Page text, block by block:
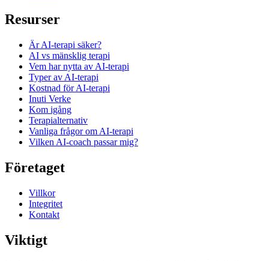
Resurser
Är AI-terapi säker?
AI vs mänsklig terapi
Vem har nytta av AI-terapi
Typer av AI-terapi
Kostnad för AI-terapi
Inuti Verke
Kom igång
Terapi­alternativ
Vanliga frågor om AI-terapi
Vilken AI-coach passar mig?
Företaget
Villkor
Integritet
Kontakt
Viktigt